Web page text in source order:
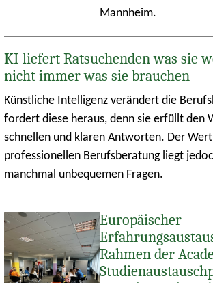
Mannheim.
KI liefert Ratsuchenden was sie
nicht immer was sie brauchen
Künstliche Intelligenz verändert die
fordert diese heraus, denn sie erfüllt den
schnellen und klaren Antworten. Der
professionellen Berufsberatung liegt
manchmal unbequemen Fragen.
Europäischer
Rahmen der